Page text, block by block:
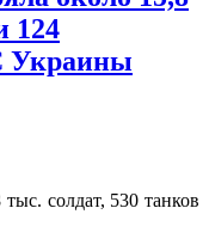
124
Украины
солдат, 530 танков